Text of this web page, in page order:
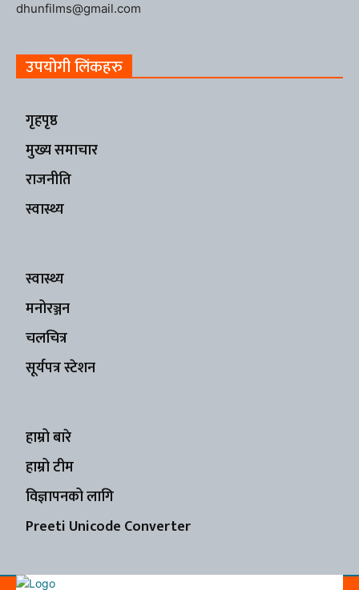
dhunfilms@gmail.com
उपयोगी लिंकहरु
गृहपृष्ठ
मुख्य समाचार
राजनीति
स्वास्थ्य
स्वास्थ्य
मनोरञ्जन
चलचित्र
सूर्यपत्र स्टेशन
हाम्रो बारे
हाम्रो टीम
विज्ञापनको लागि
Preeti Unicode Converter